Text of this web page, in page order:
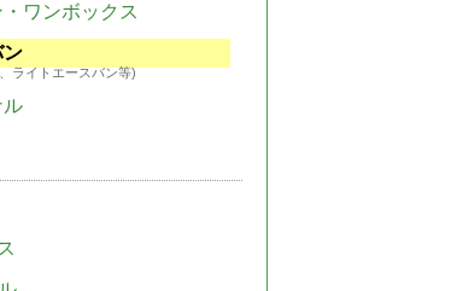
ワンボックス
ン
ライトエースバン等)
ル